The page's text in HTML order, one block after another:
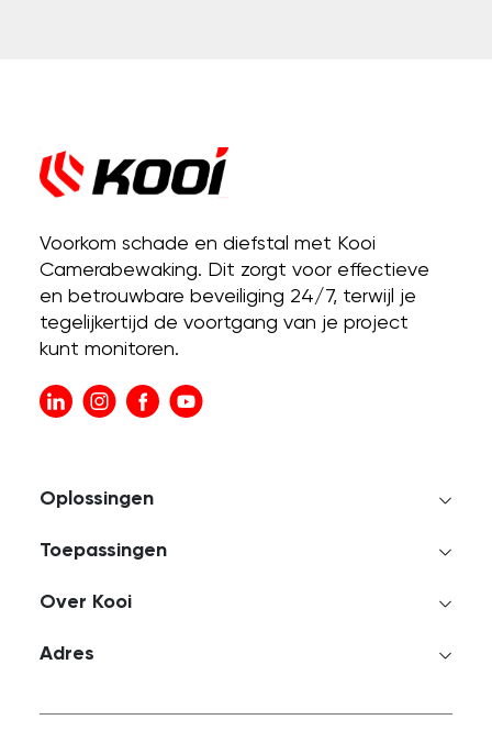
Voorkom schade en diefstal met Kooi
Camerabewaking. Dit zorgt voor effectieve
en betrouwbare beveiliging 24/7, terwijl je
tegelijkertijd de voortgang van je project
kunt monitoren.
Oplossingen
Toepassingen
Over Kooi
Adres